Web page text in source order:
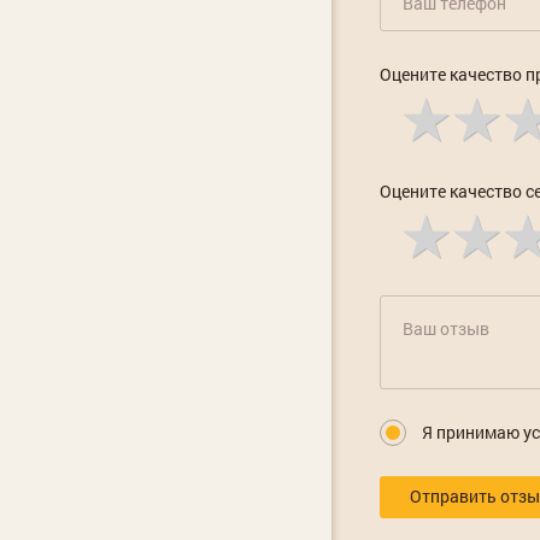
Оцените качество
Оцените качество
Я принимаю
Отправить